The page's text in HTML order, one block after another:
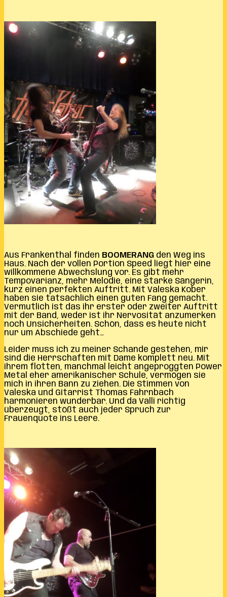
Aus Frankenthal finden BOOMERANG den Weg ins
Haus. Nach der vollen Portion Speed liegt hier eine
willkommene Abwechslung vor. Es gibt mehr
Tempovarianz, mehr Melodie, eine starke Sängerin,
kurz einen perfekten Auftritt. Mit Valeska Kober
haben sie tatsächlich einen guten Fang gemacht.
Vermutlich ist das ihr erster oder zweiter Auftritt
mit der Band, weder ist ihr Nervosität anzumerken
noch Unsicherheiten. Schön, dass es heute nicht
nur um Abschiede geht…
Leider muss ich zu meiner Schande gestehen, mir
sind die Herrschaften mit Dame komplett neu. Mit
ihrem flotten, manchmal leicht angeproggten Power
Metal eher amerikanischer Schule, vermögen sie
mich in ihren Bann zu ziehen. Die Stimmen von
Valeska und Gitarrist Thomas Fahrnbach
harmonieren wunderbar. Und da Valli richtig
überzeugt, stößt auch jeder Spruch zur
Frauenquote ins Leere.